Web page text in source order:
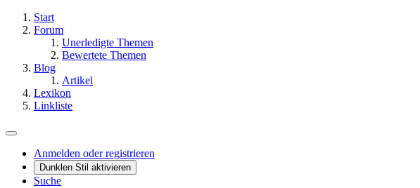
Start
Forum
Unerledigte Themen
Bewertete Themen
Blog
Artikel
Lexikon
Linkliste
Anmelden oder registrieren
Dunklen Stil aktivieren
Suche